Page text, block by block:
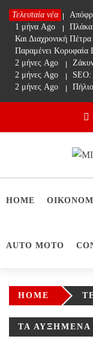
Skip
content
Τελευταία νέα
1 μήνα Ago
1 μήνα Ago
Πλάκα
Και Διαχρονική
Παραμένει Κορυφαία
2 μήνες Ago
2 μήνες Ago
SEO:
2 μήνες Ago
HOME
AUTO MOTO
HOME
ΤΑ